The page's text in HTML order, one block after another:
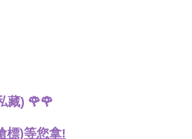
藏) 🌹🌹
標)等您拿!